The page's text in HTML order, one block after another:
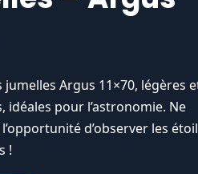
jumelles Argus 11×70, légères
idéales pour l’astronomie. Ne
d’observer les
!